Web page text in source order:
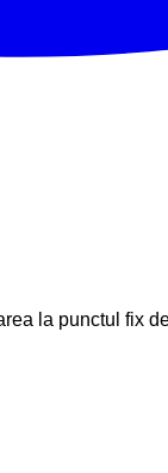
la punctul fix